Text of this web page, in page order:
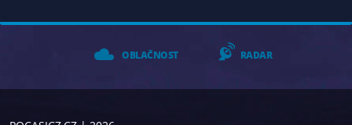
OBLAČNOST RADAR